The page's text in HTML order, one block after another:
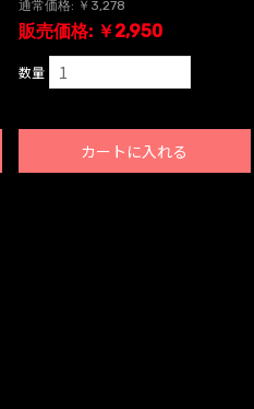
通常価格: ￥3,278
販売価格: ￥2,950
数量
カートに入れる